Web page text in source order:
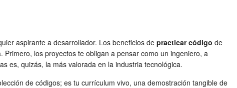
aspirante a desarrollador. Los beneficios de practicar código de
los proyectos te obligan a pensar como un ingeniero, a
es, quizás, la más valorada en la industria tecnológica.
de códigos; es tu currículum vivo, una demostración tangible de